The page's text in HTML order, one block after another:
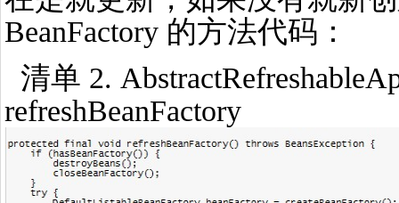
BeanFactory 的方法代码：
清单 2.
refreshBeanFactory